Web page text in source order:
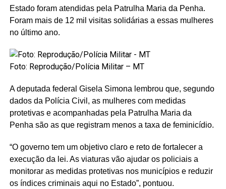
Estado foram atendidas pela Patrulha Maria da Penha.
Foram mais de 12 mil visitas solidárias a essas mulheres
no último ano.
Foto: Reprodução/Polícia Militar – MT
A deputada federal Gisela Simona lembrou que, segundo
dados da Polícia Civil, as mulheres com medidas
protetivas e acompanhadas pela Patrulha Maria da
Penha são as que registram menos a taxa de feminicídio.
“O governo tem um objetivo claro e reto de fortalecer a
execução da lei. As viaturas vão ajudar os policiais a
monitorar as medidas protetivas nos municípios e reduzir
os índices criminais aqui no Estado”, pontuou.